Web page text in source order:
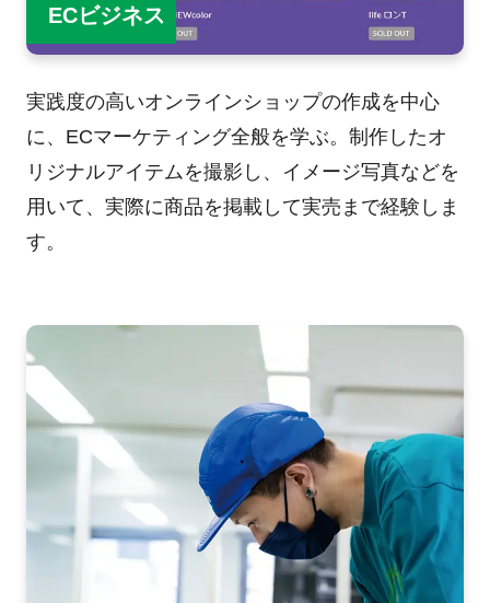
ECビジネス
実践度の高いオンラインショップの作成を中心
に、ECマーケティング全般を学ぶ。制作したオ
リジナルアイテムを撮影し、イメージ写真などを
用いて、実際に商品を掲載して実売まで経験しま
す。